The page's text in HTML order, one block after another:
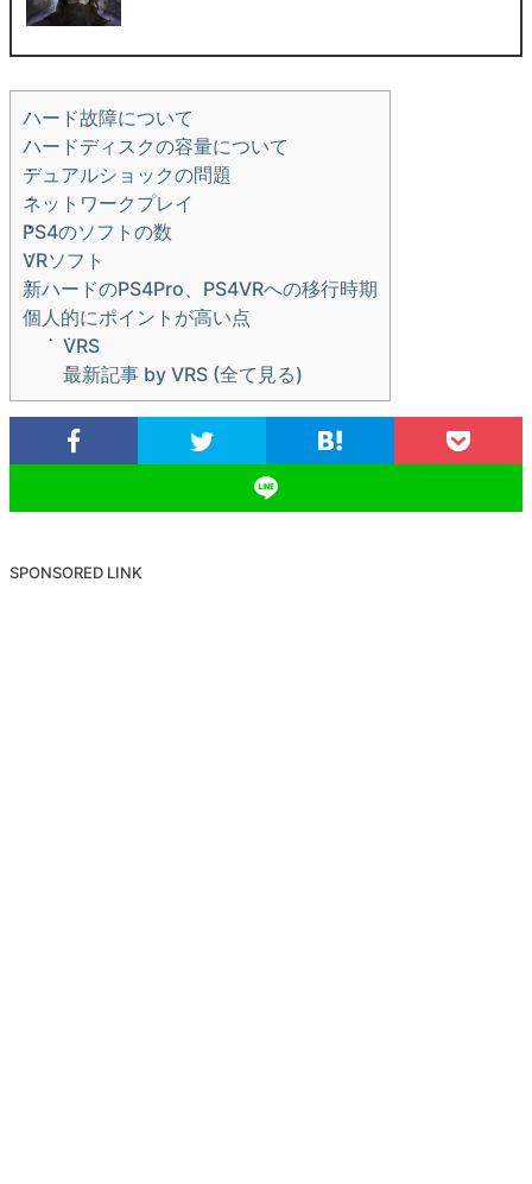
ハード故障について
ハードディスクの容量について
デュアルショックの問題
ネットワークプレイ
PS4のソフトの数
VRソフト
新ハードのPS4Pro、PS4VRへの移行時期
個人的にポイントが高い点
VRS
最新記事 by VRS (全て見る)
SPONSORED LINK